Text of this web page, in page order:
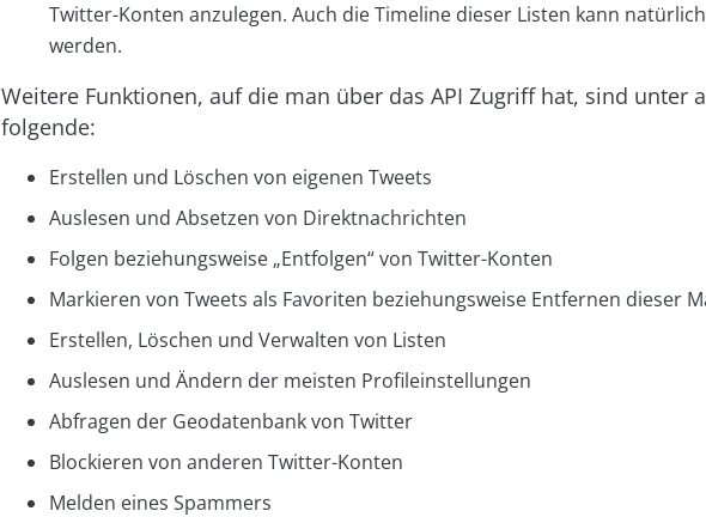
Twitter-Konten anzulegen. Auch die Timeline dieser Listen kann
werden.
Weitere Funktionen, auf die man über das API Zugriff hat, sind unter
folgende:
Erstellen und Löschen von eigenen Tweets
Auslesen und Absetzen von Direktnachrichten
Folgen beziehungsweise „Entfolgen“von Twitter-Konten
Markieren von Tweets als Favoriten beziehungsweise Entfernen dieser
Erstellen, Löschen und Verwalten von Listen
Auslesen und Ändern der meisten Profileinstellungen
Abfragen der Geodatenbank von Twitter
Blockieren von anderen Twitter-Konten
Melden eines Spammers